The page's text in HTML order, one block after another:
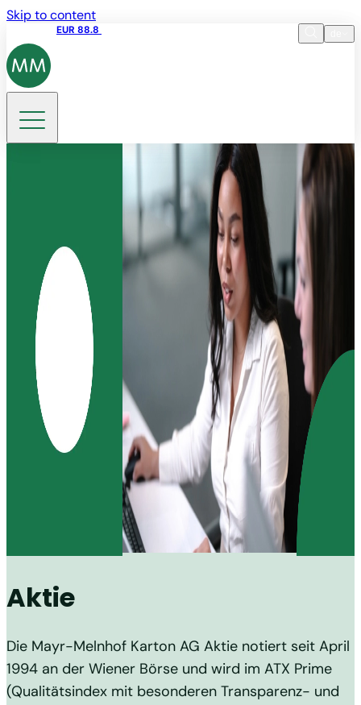
Skip to content
EUR 88.8
DE
Aktie
Die Mayr-Melnhof Karton AG Aktie notiert seit April
1994 an der Wiener Börse und wird im ATX Prime
(Qualitätsindex mit besonderen Transparenz- und